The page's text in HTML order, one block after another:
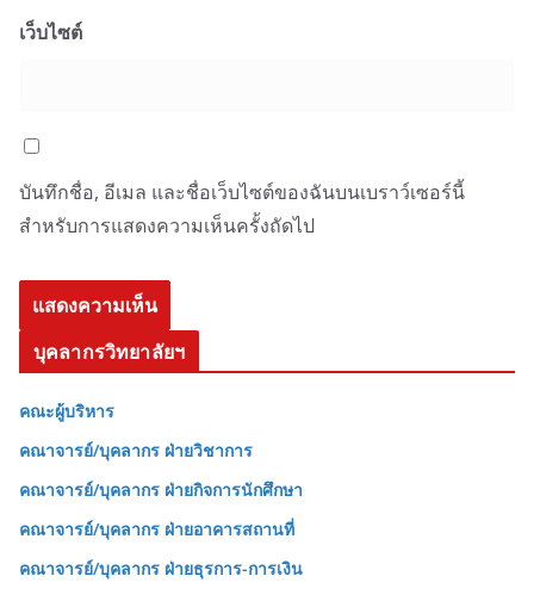
เว็บไซต์
บันทึกชื่อ, อีเมล และชื่อเว็บไซต์ของฉันบนเบราว์เซอร์นี้
สำหรับการแสดงความเห็นครั้งถัดไป
บุคลากรวิทยาลัยฯ
คณะผู้บริหาร
คณาจารย์/บุคลากร ฝ่ายวิชาการ
คณาจารย์/บุคลากร ฝ่ายกิจการนักศึกษา
คณาจารย์/บุคลากร ฝ่ายอาคารสถานที่
คณาจารย์/บุคลากร ฝ่ายธุรการ-การเงิน